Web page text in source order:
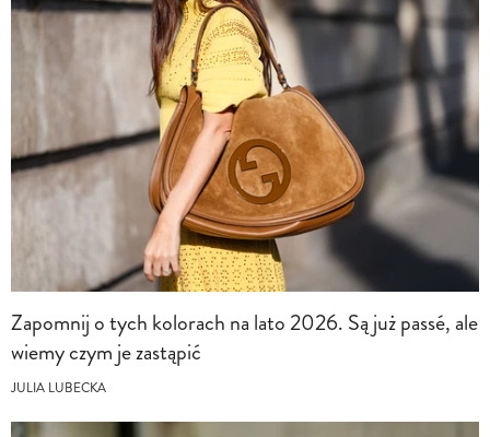
Zapomnij o tych kolorach na lato 2026. Są już passé, ale
wiemy czym je zastąpić
JULIA LUBECKA